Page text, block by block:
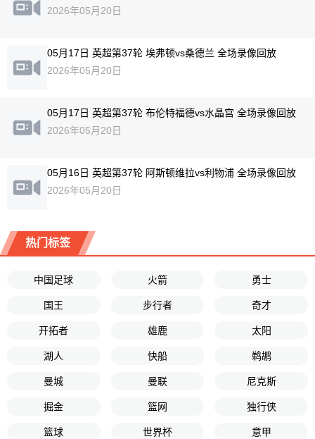
2026年05月20日
05月17日 英超第37轮 埃弗顿vs桑德兰 全场录像回放
2026年05月20日
05月17日 英超第37轮 布伦特福德vs水晶宫 全场录像回放
2026年05月20日
05月16日 英超第37轮 阿斯顿维拉vs利物浦 全场录像回放
2026年05月20日
热门标签
中国足球 火箭 勇士
国王 步行者 奇才
开拓者 雄鹿 太阳
湖人 快船 鹈鹕
曼城 曼联 尼克斯
掘金 篮网 独行侠
篮球 世界杯 意甲